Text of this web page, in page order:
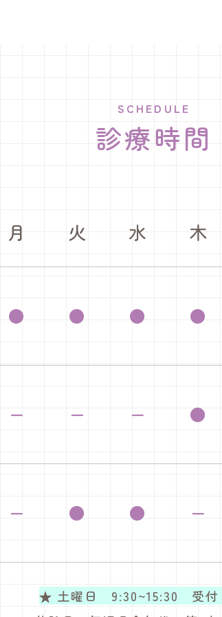
SCHEDULE
診療時間
月 火 水 木
● ● ● ●
ー ー ー ●
ー ● ● ー
★ 土曜日 9:30~15:30 受付